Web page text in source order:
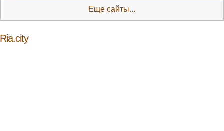
Еще сайты...
Ria.city